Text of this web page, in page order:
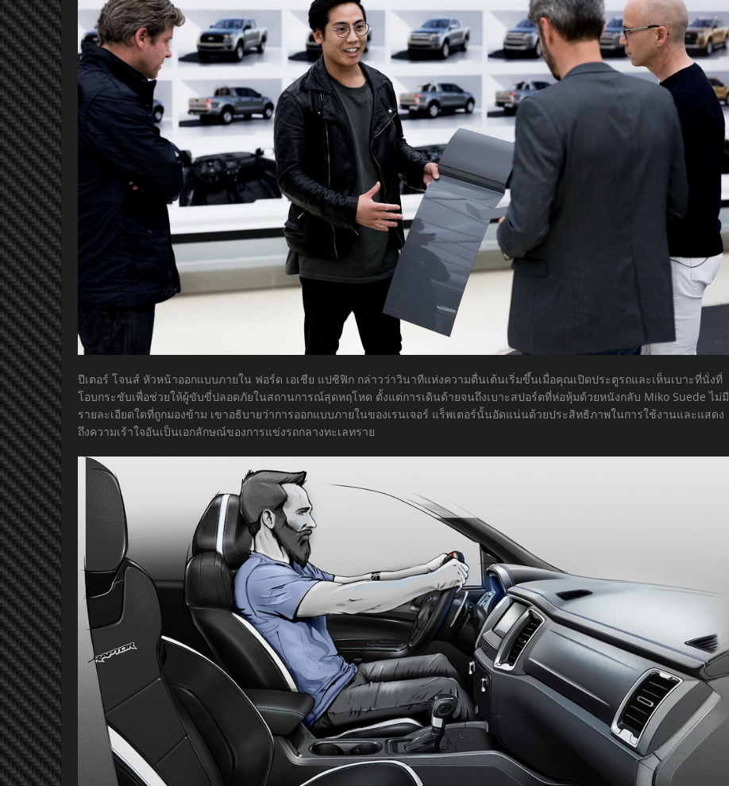
ปีเตอร์ โจนส์ หัวหน้าออกแบบภายใน ฟอร์ด เอเชีย แปซิฟิก กล่าวว่าวินาทีแห่งความตื่นเต้นเริ่มขึ้นเมื่อคุณเปิดประตูรถและเห็นเบาะที่นั่งที่
โอบกระชับเพื่อช่วยให้ผู้ขับขี่ปลอดภัยในสถานการณ์สุดหฤโหด ตั้งแต่การเดินด้ายจนถึงเบาะสปอร์ตที่ห่อหุ้มด้วยหนังกลับ Miko Suede ไม่มี
รายละเอียดใดที่ถูกมองข้าม เขาอธิบายว่าการออกแบบภายในของเรนเจอร์ แร็พเตอร์นั้นอัดแน่นด้วยประสิทธิภาพในการใช้งานและแสดง
ถึงความเร้าใจอันเป็นเอกลักษณ์ของการแข่งรถกลางทะเลทราย